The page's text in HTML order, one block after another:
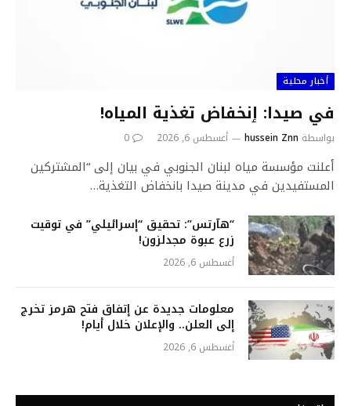
أخبار محلية
في صيدا: ٳنخفاض تغذية المياه!
بواسطة hussein Znn أغسطس 6, 2026 0
أعلنت مؤسسة مياه لبنان الجنوبي في بيان إلى “المشتركين
المستفيدين في مدينة صيدا بانخفاض التغذية…
“هآرتس”: تحقيق “إسرائيلي” في توقيت
زرع عبوة مجدلزون!
أغسطس 6, 2026
معلومات جديدة عن إتفاق فتح هرمز تخرج
إلى العلن.. والإعلان خلال أيام!
أغسطس 6, 2026